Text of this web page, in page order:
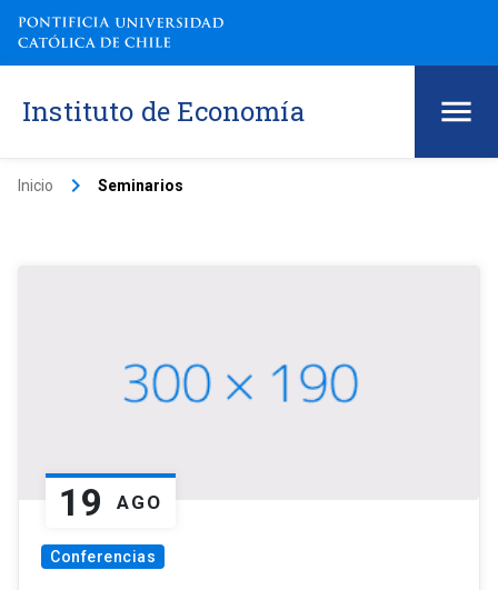
Instituto de Economía
Inicio keyboard_arrow_right Seminarios
19 AGO
Conferencias